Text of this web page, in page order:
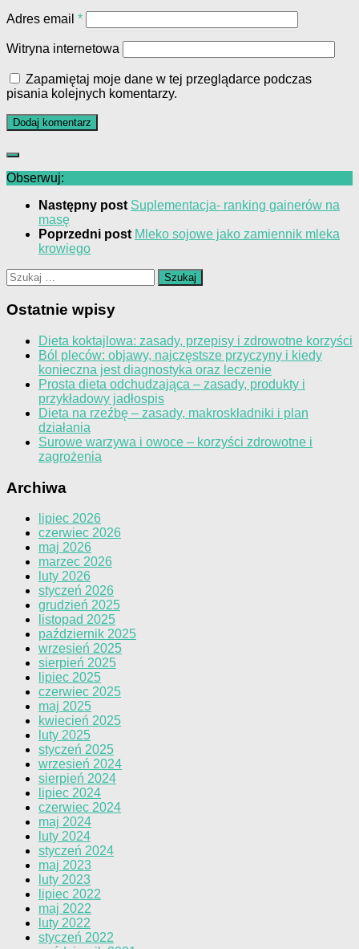
Adres email *
Witryna internetowa
Zapamiętaj moje dane w tej przeglądarce podczas
pisania kolejnych komentarzy.
Obserwuj:
Następny post Suplementacja- ranking gainerów na
masę
Poprzedni post Mleko sojowe jako zamiennik mleka
krowiego
Szukaj:
Ostatnie wpisy
Dieta koktajlowa: zasady, przepisy i zdrowotne korzyści
Ból pleców: objawy, najczęstsze przyczyny i kiedy
konieczna jest diagnostyka oraz leczenie
Prosta dieta odchudzająca – zasady, produkty i
przykładowy jadłospis
Dieta na rzeźbę – zasady, makroskładniki i plan
działania
Surowe warzywa i owoce – korzyści zdrowotne i
zagrożenia
Archiwa
lipiec 2026
czerwiec 2026
maj 2026
marzec 2026
luty 2026
styczeń 2026
grudzień 2025
listopad 2025
październik 2025
wrzesień 2025
sierpień 2025
lipiec 2025
czerwiec 2025
maj 2025
kwiecień 2025
luty 2025
styczeń 2025
wrzesień 2024
sierpień 2024
lipiec 2024
czerwiec 2024
maj 2024
luty 2024
styczeń 2024
maj 2023
luty 2023
lipiec 2022
maj 2022
luty 2022
styczeń 2022